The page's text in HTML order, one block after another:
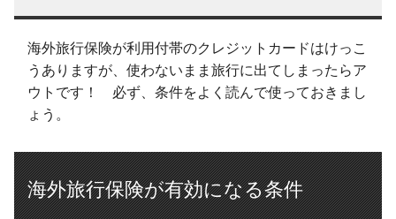
海外旅行保険が利用付帯のクレジットカードはけっこ
うありますが、使わないまま旅行に出てしまったらア
ウトです！ 必ず、条件をよく読んで使っておきまし
ょう。
海外旅行保険が有効になる条件